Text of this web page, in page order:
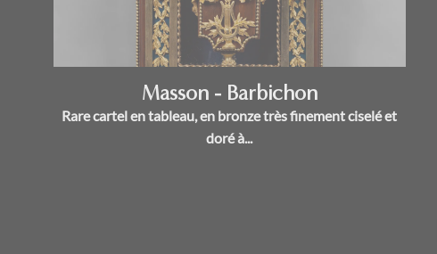
Masson - Barbichon
Rare cartel en tableau, en bronze très finement ciselé et
doré à...